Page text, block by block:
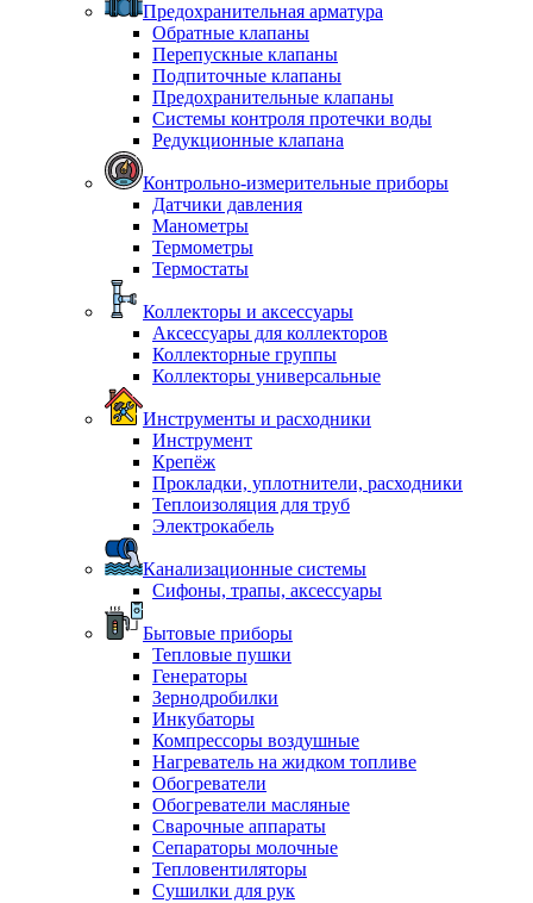
Предохранительная арматура
Обратные клапаны
Перепускные клапаны
Подпиточные клапаны
Предохранительные клапаны
Системы контроля протечки воды
Редукционные клапана
Контрольно-измерительные приборы
Датчики давления
Манометры
Термометры
Термостаты
Коллекторы и аксессуары
Аксессуары для коллекторов
Коллекторные группы
Коллекторы универсальные
Инструменты и расходники
Инструмент
Крепёж
Прокладки, уплотнители, расходники
Теплоизоляция для труб
Электрокабель
Канализационные системы
Сифоны, трапы, аксессуары
Бытовые приборы
Тепловые пушки
Генераторы
Зернодробилки
Инкубаторы
Компрессоры воздушные
Нагреватель на жидком топливе
Обогреватели
Обогреватели масляные
Сварочные аппараты
Сепараторы молочные
Тепловентиляторы
Сушилки для рук